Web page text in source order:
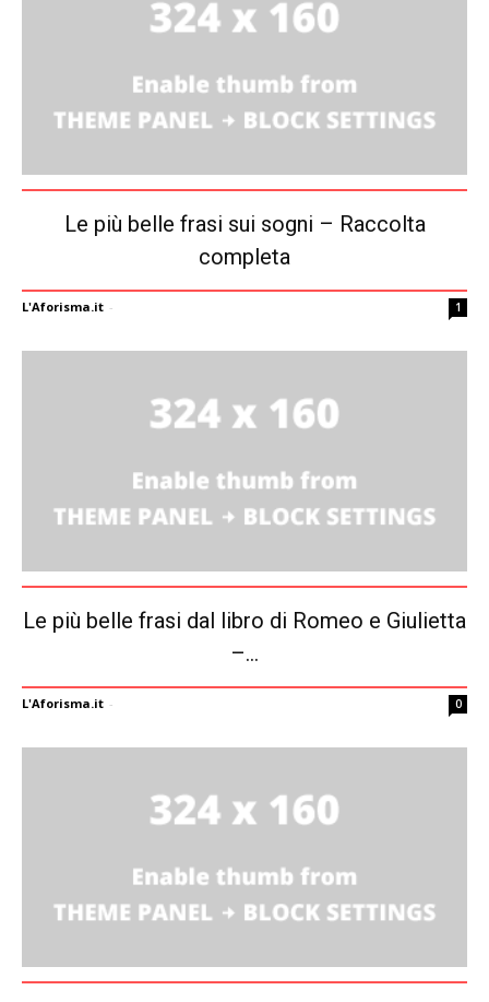
Le più belle frasi sui sogni – Raccolta
completa
L'Aforisma.it - 1
Le più belle frasi dal libro di Romeo e Giulietta
–...
L'Aforisma.it - 0